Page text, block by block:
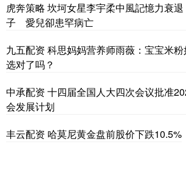
虎奔策略 坎坷女星李宇柔中風記憶力衰
子 愛兒卻患罕病亡
九五配资 科思妈妈营养师雨薇：宝宝米
选对了吗？
中承配资 十四届全国人大四次会议批准
会发展计划
丰云配资 哈莫尼黄金盘前股价下跌10.5%